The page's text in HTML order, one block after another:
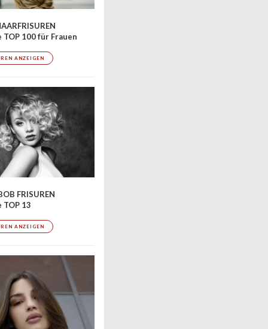
TOP 100 für Frauen
ANZEIGEN
FRISUREN
TOP 13
ANZEIGEN